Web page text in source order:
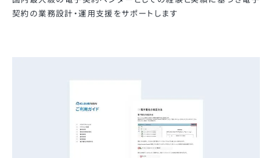
契約の業務設計・運用支援をサポートします